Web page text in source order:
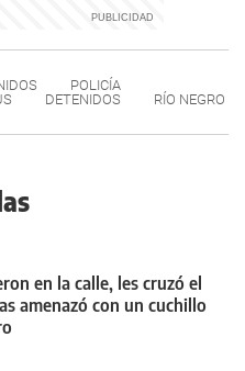
POLICÍA
DETENIDOS RÍO NEGRO
en la calle, les cruzó el
amenazó con un cuchillo